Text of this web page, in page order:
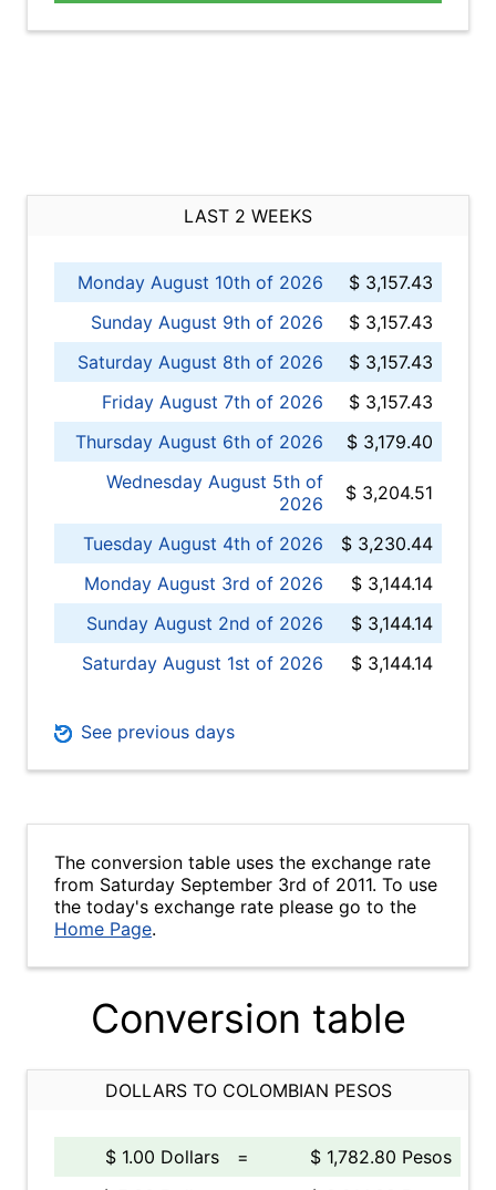
LAST 2 WEEKS
Monday August 10th of 2026
$ 3,157.43
Sunday August 9th of 2026
$ 3,157.43
Saturday August 8th of 2026
$ 3,157.43
Friday August 7th of 2026
$ 3,157.43
Thursday August 6th of 2026
$ 3,179.40
Wednesday August 5th of
2026
$ 3,204.51
Tuesday August 4th of 2026
$ 3,230.44
Monday August 3rd of 2026
$ 3,144.14
Sunday August 2nd of 2026
$ 3,144.14
Saturday August 1st of 2026
$ 3,144.14
See previous days
The conversion table uses the exchange rate
from Saturday September 3rd of 2011. To use
the today's exchange rate please go to the
Home Page.
Conversion table
DOLLARS TO COLOMBIAN PESOS
$ 1.00 Dollars =
$ 1,782.80 Pesos